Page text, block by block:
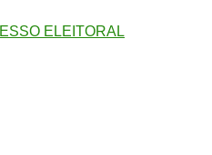
ELEITORAL